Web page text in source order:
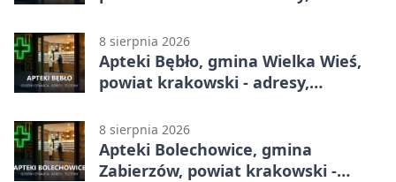
8 sierpnia 2026
Apteki Bębło, gmina Wielka Wieś,
powiat krakowski - adresy,
8 sierpnia 2026
Apteki Bolechowice, gmina
Zabierzów, powiat krakowski -